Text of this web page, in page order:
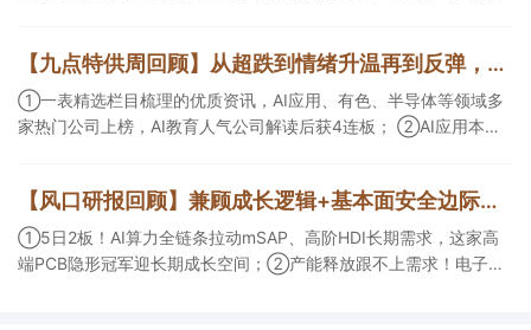
等方面具有丰富经验，具备承接细胞与基因治疗产品商业化受托生
产的合规资质，这家公司获净买入。
【九点特供周回顾】从超跌到情绪升温再到反弹，栏目梳理AI应用题材逻辑，AI教育人气公司解读后获4连板
①一表精选栏目梳理的优质资讯，AI应用、有色、半导体等领域多
家热门公司上榜，AI教育人气公司解读后获4连板； ②AI应用本周
角前瞻产业供需情况，提及2家核心公司双双涨停。
【风口研报回顾】兼顾成长逻辑+基本面安全边际！王牌自营前瞻覆盖“pcb+MLCC+电子布”，梳理AI产业链优质标的“深坑起跳”
①5日2板！AI算力全链条拉动mSAP、高阶HDI长期需求，这家高
端PCB隐形冠军迎长期成长空间；②产能释放跟不上需求！电子布